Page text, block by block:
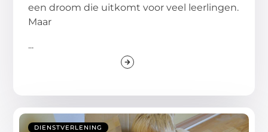
een droom die uitkomt voor veel leerlingen.
Maar
...
DIENSTVERLENING